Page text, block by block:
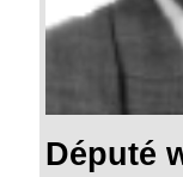
Député